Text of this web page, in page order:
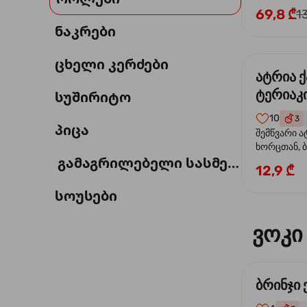
ნაკრები
ცხელი კერძები
სუშირიტო
პიცა
გამაგრილებელი სასმელი
სოუსები
69,8 ₾
ატრია
10 3
შემწვარი
ხორცთან,
და
12,9 ₾
ვოკი
ბრინჯი